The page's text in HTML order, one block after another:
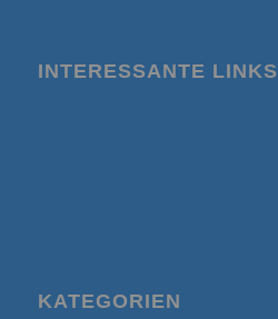
INTERESSANTE LINKS
KATEGORIEN